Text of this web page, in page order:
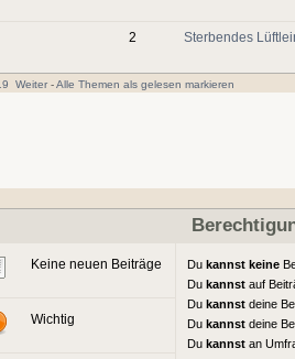
2 Sterbendes
Weiter-Alle Themen als gelesen markieren
Keine neuen Beiträge Du kannst keine
Du kannst auf
Du kannst deine
Du kannst deine
Du kannst an
Wichtig